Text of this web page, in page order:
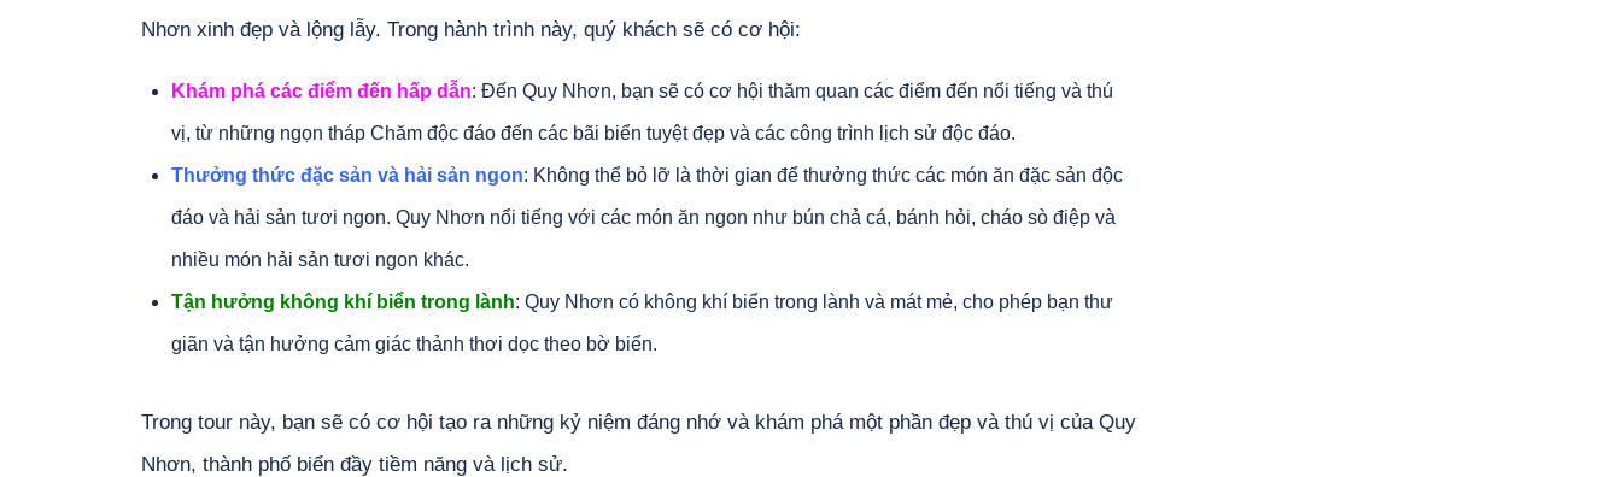
Nhơn xinh đẹp và lộng lẫy. Trong hành trình này, quý khách sẽ có cơ hội:
Khám phá các điểm đến hấp dẫn: Đến Quy Nhơn, bạn sẽ có cơ hội thăm quan các điểm đến nổi tiếng và thú
vị, từ những ngọn tháp Chăm độc đáo đến các bãi biển tuyệt đẹp và các công trình lịch sử độc đáo.
Thưởng thức đặc sản và hải sản ngon: Không thể bỏ lỡ là thời gian để thưởng thức các món ăn đặc sản độc
đáo và hải sản tươi ngon. Quy Nhơn nổi tiếng với các món ăn ngon như bún chả cá, bánh hỏi, cháo sò điệp và
nhiều món hải sản tươi ngon khác.
Tận hưởng không khí biển trong lành: Quy Nhơn có không khí biển trong lành và mát mẻ, cho phép bạn thư
giãn và tận hưởng cảm giác thảnh thơi dọc theo bờ biển.
Trong tour này, bạn sẽ có cơ hội tạo ra những kỷ niệm đáng nhớ và khám phá một phần đẹp và thú vị của Quy
Nhơn, thành phố biển đầy tiềm năng và lịch sử.